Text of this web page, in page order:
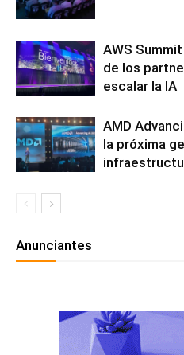
AWS
de los
escalar la IA
AMD
la próxima
Anunciantes